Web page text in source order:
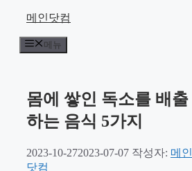
메인닷컴
메뉴
몸에 쌓인 독소를 배출
하는 음식 5가지
2023-10-272023-07-07 작성자: 메인
닷컴